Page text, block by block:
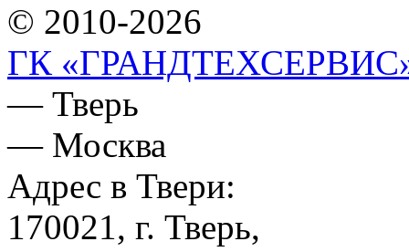
© 2010-2026
ГК
— Тверь
— Москва
Адрес в Твери:
170021, г. Тверь,